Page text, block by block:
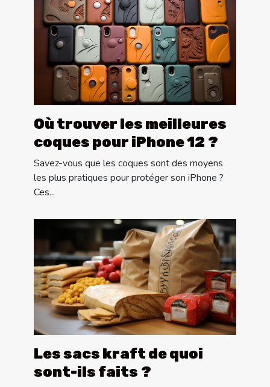
Où trouver les meilleures
coques pour iPhone 12 ?
Savez-vous que les coques sont des moyens
les plus pratiques pour protéger son iPhone ?
Ces...
Les sacs kraft de quoi
sont-ils faits ?